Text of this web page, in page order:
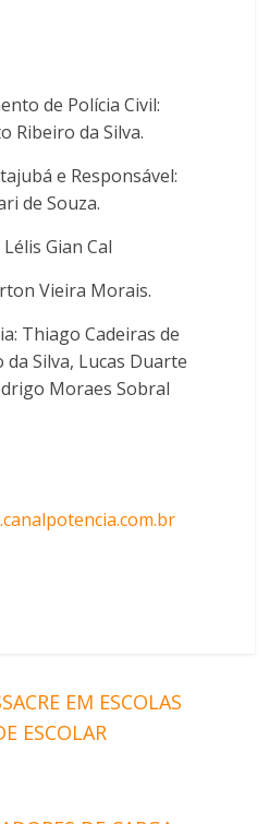
de Polícia Civil:
Ribeiro da Silva.
e Responsável:
de Souza.
Gian Cal
Vieira Morais.
Thiago Cadeiras de
Silva, Lucas Duarte
Moraes Sobral
EM ESCOLAS
ESCOLAR